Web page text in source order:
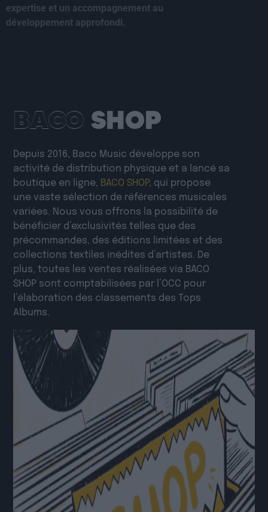
expertise et un accompagnement au
développement approfondi.
BACOSHOP
Depuis 2016, Baco Music développe son
activité de distribution physique et a lancé sa
boutique en ligne, BACO SHOP, qui propose
une vaste sélection de références musicales
variées. Nous vous offrons la possibilité de
bénéficier d’exclusivités telles que des
précommandes, des éditions limitées et des
collections textiles inédites d’artistes. De
plus, toutes les ventes réalisées via BACO
SHOP sont comptabilisées par l’OCC pour
l’élaboration des classements des Tops
Albums.